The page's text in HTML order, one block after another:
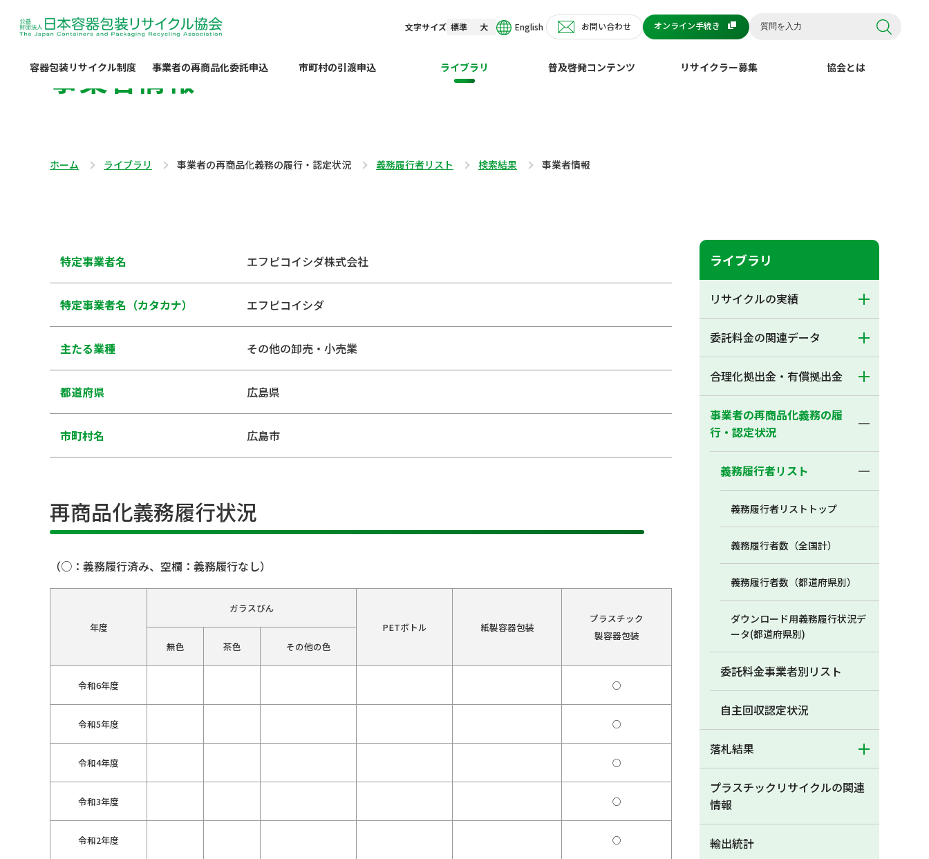
文字サイズ 標準 大 English お問い合わせ オンライン手続き
容器包装リサイクル制度 事業者の再商品化委託申込 市町村の引渡申込 ライブラリ 普及啓発コンテンツ リサイクラー募集 協会とは
事業者情報
ホーム ライブラリ 事業者の再商品化義務の履行・認定状況 義務履行者リスト 検索結果 事業者情報
特定事業者名 エフピコイシダ株式会社
特定事業者名（カタカナ） エフピコイシダ
主たる業種 その他の卸売・小売業
都道府県 広島県
市町村名 広島市
再商品化義務履行状況
（○：義務履行済み、空欄：義務履行なし）
年度
ガラスびん
PETボトル
紙製容器包装
プラスチック
製容器包装
無色
茶色 その他の色
令和6年度 ○
令和5年度 ○
令和4年度 ○
令和3年度 ○
令和2年度 ○
ライブラリ
リサイクルの実績
委託料金の関連データ
合理化拠出金・有償拠出金
事業者の再商品化義務の履
行・認定状況
義務履行者リスト
義務履行者リストトップ
義務履行者数（全国計）
義務履行者数（都道府県別）
ダウンロード用義務履行状況デ
ータ(都道府県別)
委託料金事業者別リスト
自主回収認定状況
落札結果
プラスチックリサイクルの関連
情報
輸出統計